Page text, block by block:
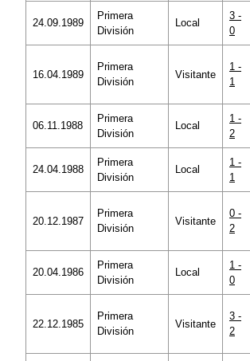
24.09.1989
Primera
División
Local
3 -
0
16.04.1989
Primera
División
Visitante
1 -
1
06.11.1988
Primera
División
Local
1 -
2
24.04.1988
Primera
División
Local
1 -
1
20.12.1987
Primera
División
Visitante
0 -
2
20.04.1986
Primera
División
Local
1 -
0
22.12.1985
Primera
División
Visitante
3 -
2